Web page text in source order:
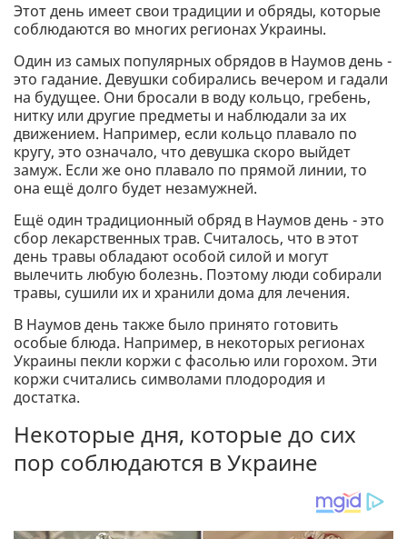
Этот день имеет свои традиции и обряды, которые
соблюдаются во многих регионах Украины.
Один из самых популярных обрядов в Наумов день -
это гадание. Девушки собирались вечером и гадали
на будущее. Они бросали в воду кольцо, гребень,
нитку или другие предметы и наблюдали за их
движением. Например, если кольцо плавало по
кругу, это означало, что девушка скоро выйдет
замуж. Если же оно плавало по прямой линии, то
она ещё долго будет незамужней.
Ещё один традиционный обряд в Наумов день - это
сбор лекарственных трав. Считалось, что в этот
день травы обладают особой силой и могут
вылечить любую болезнь. Поэтому люди собирали
травы, сушили их и хранили дома для лечения.
В Наумов день также было принято готовить
особые блюда. Например, в некоторых регионах
Украины пекли коржи с фасолью или горохом. Эти
коржи считались символами плодородия и
достатка.
Некоторые дня, которые до сих
пор соблюдаются в Украине